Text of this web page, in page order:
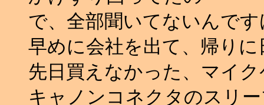
で、全部聞いてないんで
早めに会社を出て、帰りに
先日買えなかった、マイ
キャノンコネクタのスリ